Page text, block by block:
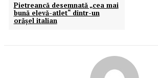
Pietreancă desemnată „cea mai
bună elevă-atlet“ dintr-un
orăşel italian